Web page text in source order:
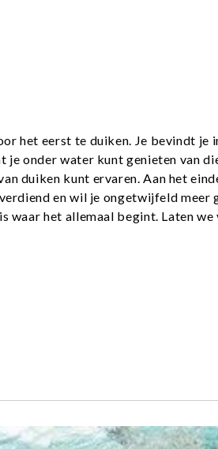
het eerst te duiken. Je bevindt je
onder water kunt genieten van
duiken kunt ervaren. Aan het
en wil je ongetwijfeld meer
waar het allemaal begint. Laten we